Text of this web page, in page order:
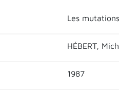
Les
HÉBERT,
1987